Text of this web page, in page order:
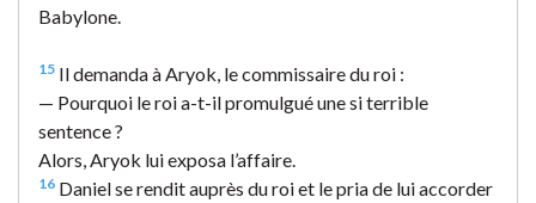
Babylone.
15 Il demanda à Aryok, le commissaire du roi :
— Pourquoi le roi a-t-il promulgué une si terrible
sentence ?
Alors, Aryok lui exposa l’affaire.
16 Daniel se rendit auprès du roi et le pria de lui accorder